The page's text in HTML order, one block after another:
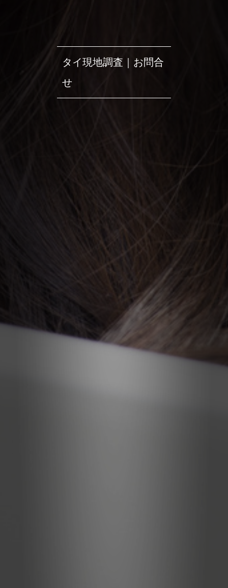
タイ現地調査｜お問合
せ